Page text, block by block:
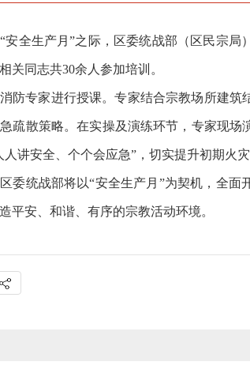
安全生产月”之际，区委统战部（区民宗
关同志共30余人参加培训。
防专家进行授课。专家结合宗教场所建筑
疏散策略。在实操及演练环节，专家现
人讲安全、个个会应急”，切实提升初期火
委统战部将以“安全生产月”为契机，全面
平安、和谐、有序的宗教活动环境。